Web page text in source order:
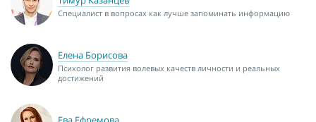
Специалист в вопросах как лучше запоминать информацию
Елена Борисова
Психолог развития волевых качеств личности и реальных
достижений